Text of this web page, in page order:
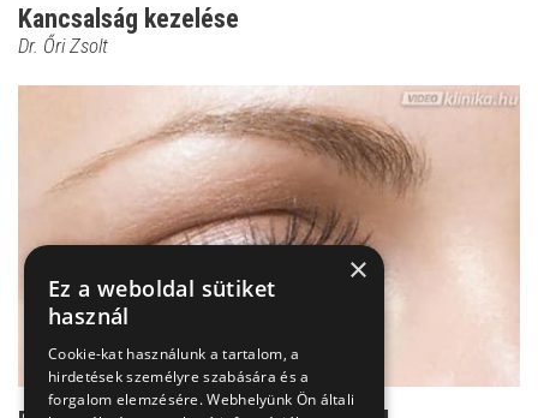
Kancsalság kezelése
Dr. Őri Zsolt
×
Ez a weboldal sütiket
használ
Cookie-kat használunk a tartalom, a
hirdetések személyre szabására és a
forgalom elemzésére. Webhelyünk Ön általi